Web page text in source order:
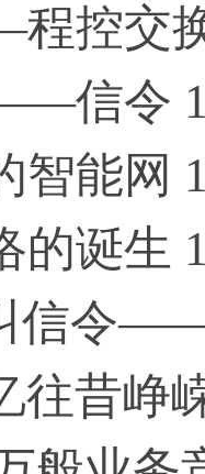
控交
信令
智能网
的诞生
信令
昔峥